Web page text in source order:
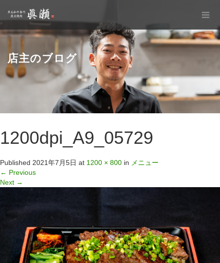
店主のブログ
1200dpi_A9_05729
Published 2021年7月5日 at 1200 × 800 in メニュー
← Previous
Next →